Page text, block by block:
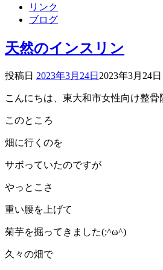
リンク
ブログ
天然のインスリン
投稿日 2023年3月24日 2023年3月24日
こんにちは、東大和市女性向け整骨
このところ
畑に行くのを
サボっていたのですが
やっとこさ
重い腰を上げて
菊芋を掘ってきました(;^ω^)
久々の畑で